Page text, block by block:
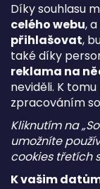
Díky souhlasu
celého webu,
přihlašovat,
také díky
reklama na
neviděli. K
zpracováním
Kliknutím na
umožníte
cookies třetích
K vašim